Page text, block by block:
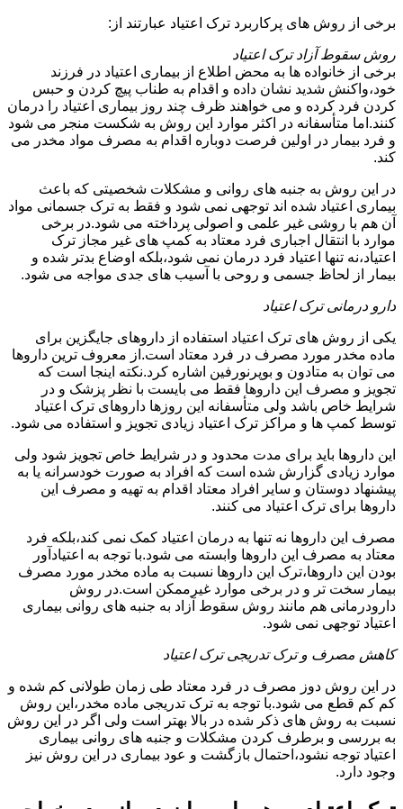
برخی از روش های پرکاربرد ترک اعتیاد عبارتند از:
روش سقوط آزاد ترک اعتیاد
برخی از خانواده ها به محض اطلاع از بیماری اعتیاد در فرزند
خود،واکنش شدید نشان داده و اقدام به طناب پیچ کردن و حبس
کردن فرد کرده و می خواهند ظرف چند روز بیماری اعتیاد را درمان
کنند.اما متأسفانه در اکثر موارد این روش به شکست منجر می شود
و فرد بیمار در اولین فرصت دوباره اقدام به مصرف مواد مخدر می
کند.
در این روش به جنبه های روانی و مشکلات شخصیتی که باعث
بیماری اعتیاد شده اند توجهی نمی شود و فقط به ترک جسمانی مواد
آن هم با روشی غیر علمی و اصولی پرداخته می شود.در برخی
موارد با انتقال اجباری فرد معتاد به کمپ های غیر مجاز ترک
اعتیاد،نه تنها اعتیاد فرد درمان نمی شود،بلکه اوضاع بدتر شده و
بیمار از لحاظ جسمی و روحی با آسیب های جدی مواجه می شود.
دارو درمانی ترک اعتیاد
یکی از روش های ترک اعتیاد استفاده از داروهای جایگزین برای
ماده مخدر مورد مصرف در فرد معتاد است.از معروف ترین داروها
می توان به متادون و بوپرنورفین اشاره کرد.نکته اینجا است که
تجویز و مصرف این داروها فقط می بایست با نظر پزشک و در
شرایط خاص باشد ولی متأسفانه این روزها داروهای ترک اعتیاد
توسط کمپ ها و مراکز ترک اعتیاد زیادی تجویز و استفاده می شود.
این داروها باید برای مدت محدود و در شرایط خاص تجویز شود ولی
موارد زیادی گزارش شده است که افراد به صورت خودسرانه یا به
پیشنهاد دوستان و سایر افراد معتاد اقدام به تهیه و مصرف این
داروها برای ترک اعتیاد می کنند.
مصرف این داروها نه تنها به درمان اعتیاد کمک نمی کند،بلکه فرد
معتاد به مصرف این داروها وابسته می شود.با توجه به اعتیادآور
بودن این داروها،ترک این داروها نسبت به ماده مخدر مورد مصرف
بیمار سخت تر و در برخی موارد غیرممکن است.در روش
دارودرمانی هم مانند روش سقوط آزاد به جنبه های روانی بیماری
اعتیاد توجهی نمی شود.
کاهش مصرف و ترک تدریجی ترک اعتیاد
در این روش دوز مصرف در فرد معتاد طی زمان طولانی کم شده و
کم کم قطع می شود.با توجه به ترک تدریجی ماده مخدر،این روش
نسبت به روش های ذکر شده در بالا بهتر است ولی اگر در این روش
به بررسی و برطرف کردن مشکلات و جنبه های روانی بیماری
اعتیاد توجه نشود،احتمال بازگشت و عود بیماری در این روش نیز
وجود دارد.